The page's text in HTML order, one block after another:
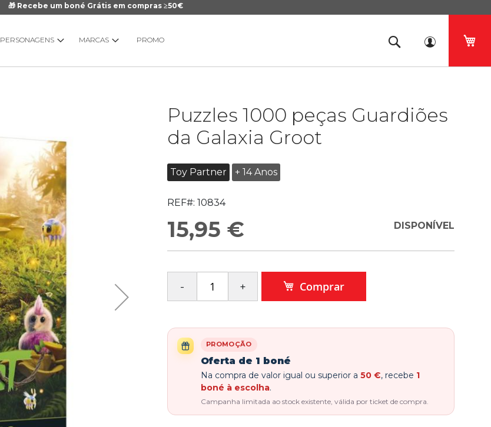
🎁 Recebe um boné Grátis em compras ≥50€
PERSONAGENS MARCAS PROMO
Puzzles 1000 peças Guardiões
da Galaxia Groot
Toy Partner + 14 Anos
REF#: 10834
15,95 € DISPONÍVEL
Comprar
PROMOÇÃO
Oferta de 1 boné
Na compra de valor igual ou superior a 50 €, recebe 1
boné à escolha.
Campanha limitada ao stock existente, válida por ticket de compra.
início
Galeria
imagens